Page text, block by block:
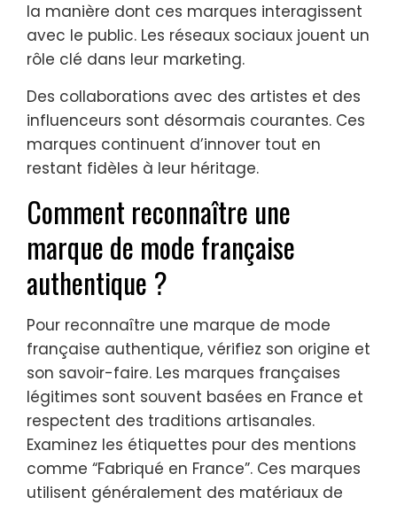
la manière dont ces marques interagissent
avec le public. Les réseaux sociaux jouent un
rôle clé dans leur marketing.
Des collaborations avec des artistes et des
influenceurs sont désormais courantes. Ces
marques continuent d’innover tout en
restant fidèles à leur héritage.
Comment reconnaître une
marque de mode française
authentique ?
Pour reconnaître une marque de mode
française authentique, vérifiez son origine et
son savoir-faire. Les marques françaises
légitimes sont souvent basées en France et
respectent des traditions artisanales.
Examinez les étiquettes pour des mentions
comme “Fabriqué en France”. Ces marques
utilisent généralement des matériaux de